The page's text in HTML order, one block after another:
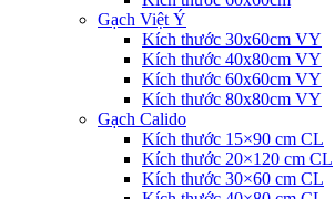
Gạch Việt Ý
Kích thước 30x60cm VY
Kích thước 40x80cm VY
Kích thước 60x60cm VY
Kích thước 80x80cm VY
Gạch Calido
Kích thước 15×90 cm CL
Kích thước 20×120 cm CL
Kích thước 30×60 cm CL